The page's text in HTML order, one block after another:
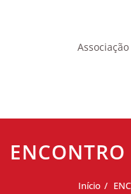
Início